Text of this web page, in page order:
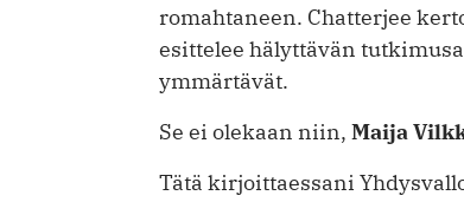
romahtaneen. Chatterjee
esittelee hälyttävän
ymmärtävät.
Se ei olekaan niin, Maija
Tätä kirjoittaessani